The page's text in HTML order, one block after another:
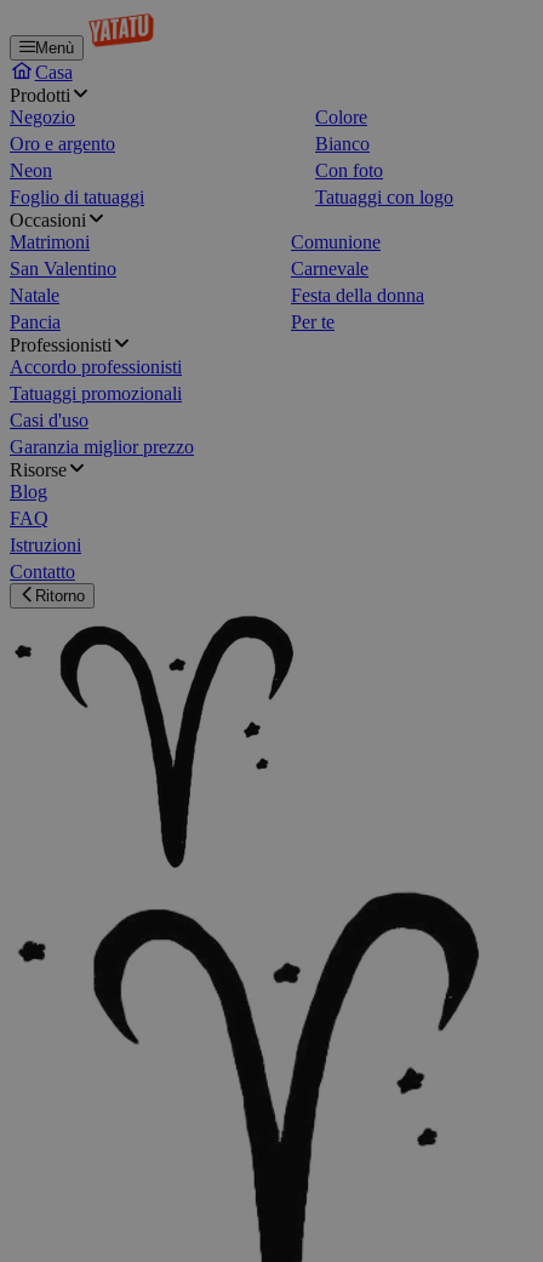
Menù
Casa
Prodotti
Negozio
Colore
Oro e argento
Bianco
Neon
Con foto
Foglio di tatuaggi
Tatuaggi con logo
Occasioni
Matrimoni
Comunione
San Valentino
Carnevale
Natale
Festa della donna
Pancia
Per te
Professionisti
Accordo professionisti
Tatuaggi promozionali
Casi d'uso
Garanzia miglior prezzo
Risorse
Blog
FAQ
Istruzioni
Contatto
Ritorno